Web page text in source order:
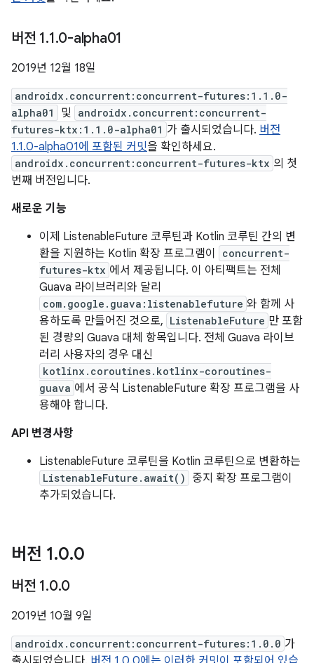
버전 1.1.0-alpha01
2019년 12월 18일
androidx.concurrent:concurrent-futures:1.1.0-
alpha01
및 androidx.concurrent:concurrent-
futures-ktx:1.1.0-alpha01 가 출시되었습니다. 버전
1.1.0-alpha01에 포함된 커밋을 확인하세요.
androidx.concurrent:concurrent-futures-ktx 의 첫
번째 버전입니다.
새로운 기능
이제 ListenableFuture 코루틴과 Kotlin 코루틴 간의 변
환을 지원하는 Kotlin 확장 프로그램이
concurrent-
futures-ktx 에서 제공됩니다. 이 아티팩트는 전체
Guava 라이브러리와 달리
com.google.guava:listenablefuture 와 함께 사
용하도록 만들어진 것으로, ListenableFuture 만 포함
된 경량의 Guava 대체 항목입니다. 전체 Guava 라이브
러리 사용자의 경우 대신
kotlinx.coroutines.kotlinx-coroutines-
guava 에서 공식 ListenableFuture 확장 프로그램을 사
용해야 합니다.
API 변경사항
ListenableFuture 코루틴을 Kotlin 코루틴으로 변환하는
ListenableFuture.await()
중지 확장 프로그램이
추가되었습니다.
버전 1.0.0
버전 1.0.0
2019년 10월 9일
androidx.concurrent:concurrent-futures:1.0.0 가